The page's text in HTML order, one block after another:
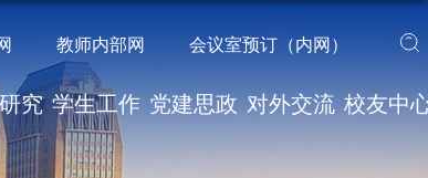
教师内部网 会议室预订（内网）
究 学生工作 党建思政 对外交流 校友中